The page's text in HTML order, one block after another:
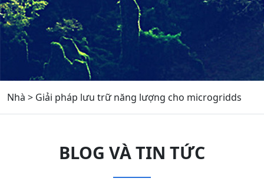
Nhà > Giải pháp lưu trữ năng lượng cho microgridds
BLOG VÀ TIN TỨC